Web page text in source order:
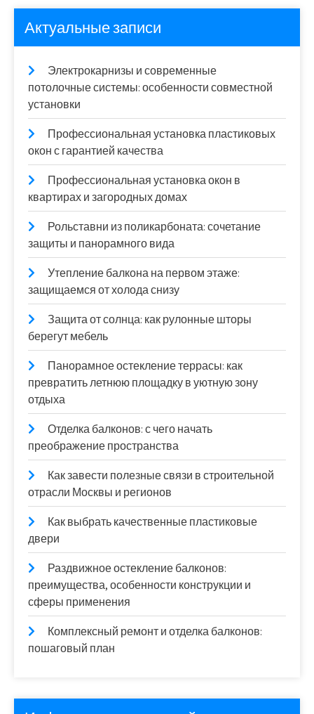
Актуальные записи
Электрокарнизы и современные
потолочные системы: особенности совместной
установки
Профессиональная установка пластиковых
окон с гарантией качества
Профессиональная установка окон в
квартирах и загородных домах
Рольставни из поликарбоната: сочетание
защиты и панорамного вида
Утепление балкона на первом этаже:
защищаемся от холода снизу
Защита от солнца: как рулонные шторы
берегут мебель
Панорамное остекление террасы: как
превратить летнюю площадку в уютную зону
отдыха
Отделка балконов: с чего начать
преображение пространства
Как завести полезные связи в строительной
отрасли Москвы и регионов
Как выбрать качественные пластиковые
двери
Раздвижное остекление балконов:
преимущества, особенности конструкции и
сферы применения
Комплексный ремонт и отделка балконов:
пошаговый план